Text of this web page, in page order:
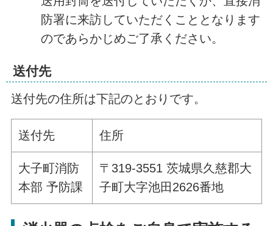
防署に来訪していただくこととなります
のであらかじめご了承ください。
送付先
送付先の住所は下記のとおりです。
送付先 住所
大子町消防
本部 予防課
〒319-3551 茨城県久慈郡大
子町大字池田2626番地